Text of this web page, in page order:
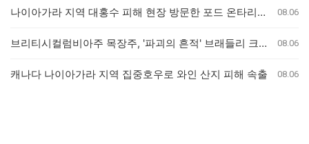
나이아가라 지역 대홍수 피해 현장 방문한 포드 온타리오 주총리, 재정 지원 발표는 없어 08.06
브리티시컬럼비아주 목장주, '파괴의 흔적' 브래들리 크릭 산불로 집 잃은 참상 증언 08.06
캐나다 나이아가라 지역 집중호우로 와인 산지 피해 속출 08.06